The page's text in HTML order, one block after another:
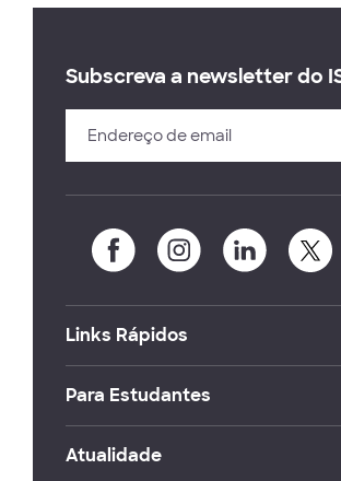
Subscreva a newsletter do
Links Rápidos
Para Estudantes
Atualidade